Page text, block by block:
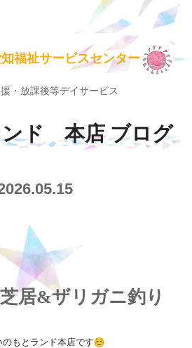
福祉サービスセンター
・放課後等デイサービス
ンド 本店 ブログ
居&ザリガニ釣り
のもとランド本店です